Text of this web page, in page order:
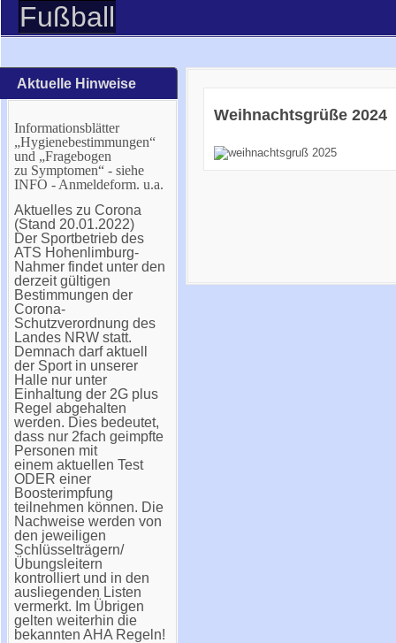
Fußball
Aktuelle Hinweise
Informationsblätter
„Hygienebestimmungen“
und „Fragebogen
zu Symptomen“ - siehe
INFO - Anmeldeform. u.a.
Aktuelles zu Corona
(Stand 20.01.2022)
Der Sportbetrieb des
ATS Hohenlimburg-
Nahmer findet unter den
derzeit gültigen
Bestimmungen der
Corona-
Schutzverordnung des
Landes NRW statt.
Demnach darf aktuell
der Sport in unserer
Halle nur unter
Einhaltung der 2G plus
Regel abgehalten
werden. Dies bedeutet,
dass nur 2fach geimpfte
Personen mit
einem aktuellen Test
ODER einer
Boosterimpfung
teilnehmen können. Die
Nachweise werden von
den jeweiligen
Schlüsselträgern/
Übungsleitern
kontrolliert und in den
ausliegenden Listen
vermerkt. Im Übrigen
gelten weiterhin die
bekannten AHA Regeln!
Weihnachtsgrüße 2024